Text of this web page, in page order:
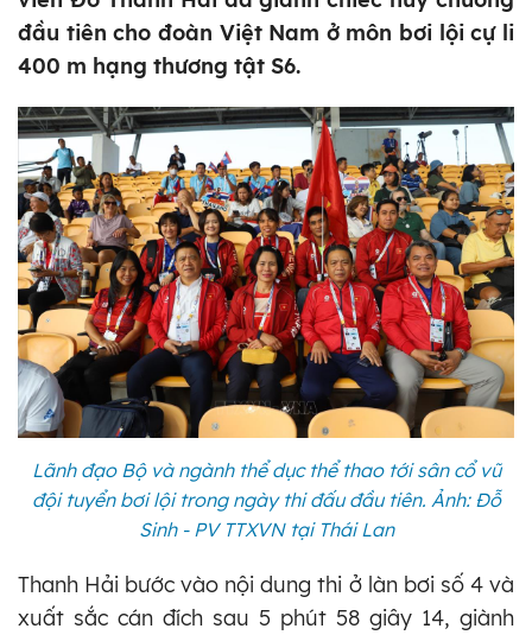
đầu tiên cho đoàn Việt Nam ở môn bơi lội cự li
400 m hạng thương tật S6.
Lãnh đạo Bộ và ngành thể dục thể thao tới sân cổ vũ
đội tuyển bơi lội trong ngày thi đấu đầu tiên. Ảnh: Đỗ
Sinh - PV TTXVN tại Thái Lan
Thanh Hải bước vào nội dung thi ở làn bơi số 4 và
xuất sắc cán đích sau 5 phút 58 giây 14, giành